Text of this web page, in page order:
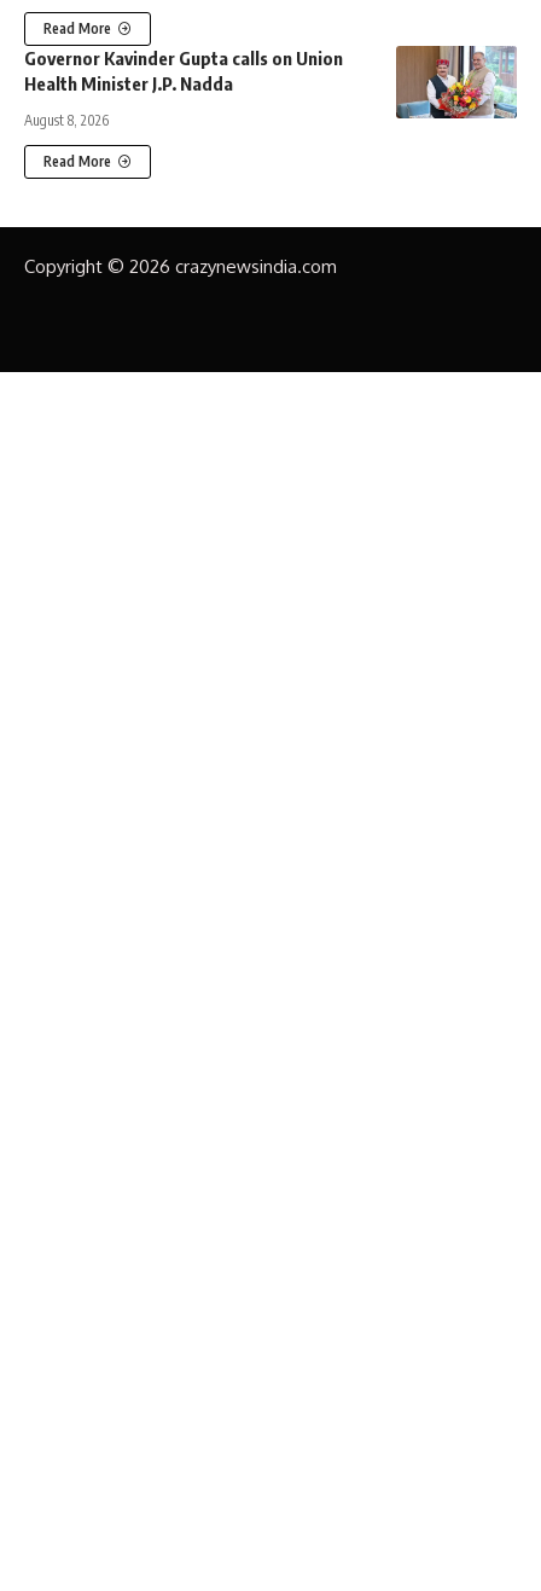
Read More
Governor Kavinder Gupta calls on Union
Health Minister J.P. Nadda
August 8, 2026
Read More
Copyright © 2026 crazynewsindia.com